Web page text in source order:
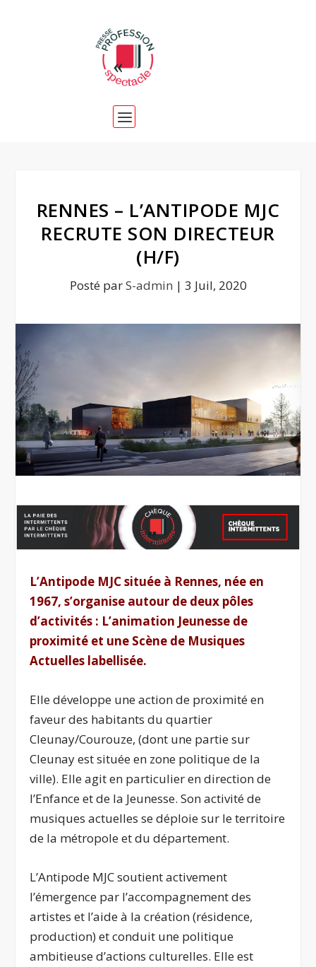
RENNES – L’ANTIPODE MJC
RECRUTE SON DIRECTEUR
(H/F)
Posté parS-admin | 3 Juil, 2020
L’Antipode MJC située à Rennes, née en
1967, s’organise autour de deux pôles
d’activités : L’animation Jeunesse de
proximité et une Scène de Musiques
Actuelles labellisée.
Elle développe une action de proximité en
faveur des habitants du quartier
Cleunay/Courouze, (dont une partie sur
Cleunay est située en zone politique de la
ville). Elle agit en particulier en direction de
l’Enfance et de la Jeunesse. Son activité de
musiques actuelles se déploie sur le territoire
de la métropole et du département.
L’Antipode MJC soutient activement
l’émergence par l’accompagnement des
artistes et l’aide à la création (résidence,
production) et conduit une politique
ambitieuse d’actions culturelles. Elle est